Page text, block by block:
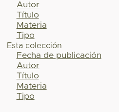
Autor
Título
Materia
Tipo
Esta colección
Fecha de publicación
Autor
Título
Materia
Tipo